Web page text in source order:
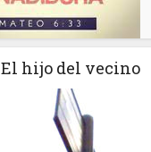
El hijo del vecino